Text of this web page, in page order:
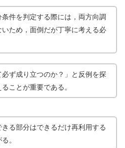
件を判定する際には，両方向調
ため，面倒だが丁寧に考える必
ず成り立つのか？」と反例を探
ことが重要である。
きる部分はできるだけ再利用する
。